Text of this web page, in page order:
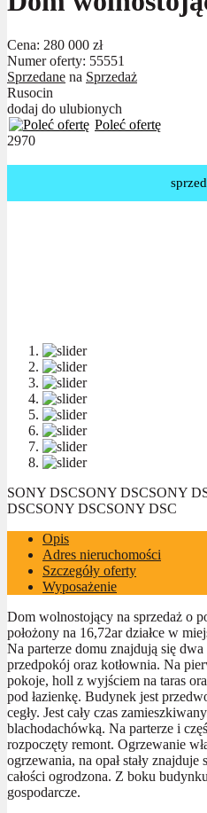
Cena: 280 000 zł
Numer oferty: 55551
Sprzedane na Sprzedaż
Rusocin
dodaj do ulubionych
Poleć ofertę
2970
SONY DSCSONY DSCSONY
DSCSONY DSCSONY DSC
Opis
Adres nieruchomości
Szczegóły oferty
Wyposażenie
Dom wolnostojący na sprzedaż o
położony na 16,72ar działce w
Na parterze domu znajdują się
przedpokój oraz kotłownia. Na
pokoje, holl z wyjściem na taras
pod łazienkę. Budynek jest
cegły. Jest cały czas
blachodachówką. Na parterze i
rozpoczęty remont. Ogrzewanie
ogrzewania, na opał stały
całości ogrodzona. Z boku
gospodarcze.